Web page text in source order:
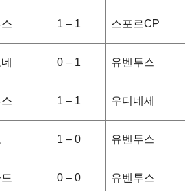
1 – 1 스포르CP
0 – 1 유벤투스
1 – 1 우디네세
1 – 0 유벤투스
0 – 0 유벤투스